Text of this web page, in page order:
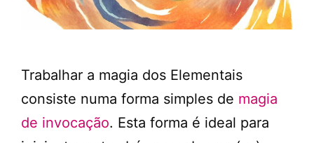
Trabalhar a magia dos Elementais
consiste numa forma simples de magia
de invocação. Esta forma é ideal para